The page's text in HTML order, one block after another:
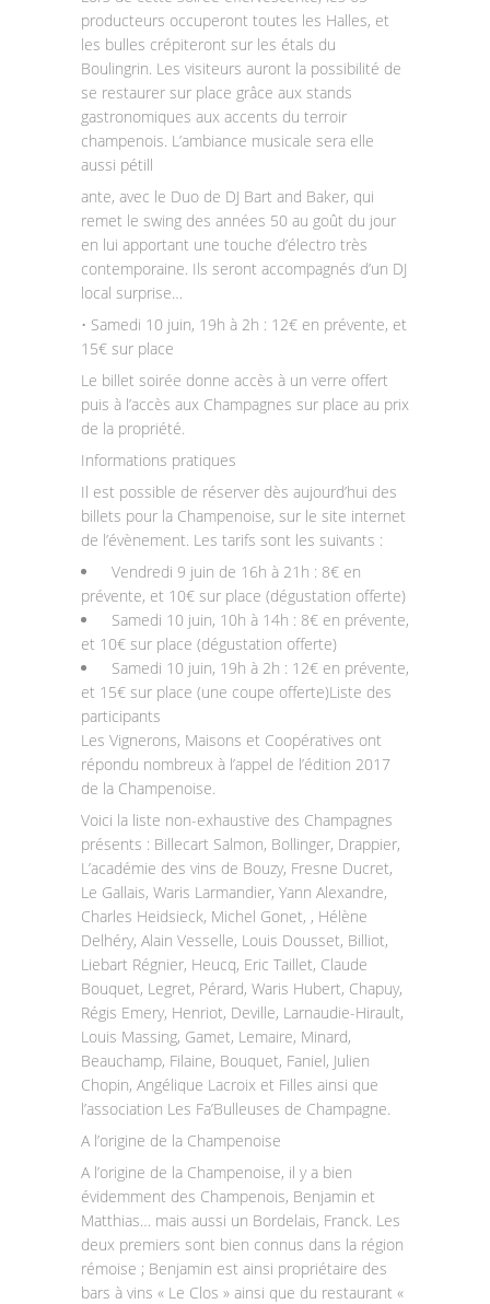
producteurs occuperont toutes les Halles, et
les bulles crépiteront sur les étals du
Boulingrin. Les visiteurs auront la possibilité de
se restaurer sur place grâce aux stands
gastronomiques aux accents du terroir
champenois. L’ambiance musicale sera elle
aussi pétill
ante, avec le Duo de DJ Bart and Baker, qui
remet le swing des années 50 au goût du jour
en lui apportant une touche d’électro très
contemporaine. Ils seront accompagnés d’un DJ
local surprise…
• Samedi 10 juin, 19h à 2h : 12€ en prévente, et
15€ sur place
Le billet soirée donne accès à un verre offert
puis à l’accès aux Champagnes sur place au prix
de la propriété.
Informations pratiques
Il est possible de réserver dès aujourd’hui des
billets pour la Champenoise, sur le site internet
de l’évènement. Les tarifs sont les suivants :
Vendredi 9 juin de 16h à 21h : 8€ en
prévente, et 10€ sur place (dégustation offerte)
Samedi 10 juin, 10h à 14h : 8€ en prévente,
et 10€ sur place (dégustation offerte)
Samedi 10 juin, 19h à 2h : 12€ en prévente,
et 15€ sur place (une coupe offerte)Liste des
participants
Les Vignerons, Maisons et Coopératives ont
répondu nombreux à l’appel de l’édition 2017
de la Champenoise.
Voici la liste non-exhaustive des Champagnes
présents : Billecart Salmon, Bollinger, Drappier,
L’académie des vins de Bouzy, Fresne Ducret,
Le Gallais, Waris Larmandier, Yann Alexandre,
Charles Heidsieck, Michel Gonet, , Hélène
Delhéry, Alain Vesselle, Louis Dousset, Billiot,
Liebart Régnier, Heucq, Eric Taillet, Claude
Bouquet, Legret, Pérard, Waris Hubert, Chapuy,
Régis Emery, Henriot, Deville, Larnaudie-Hirault,
Louis Massing, Gamet, Lemaire, Minard,
Beauchamp, Filaine, Bouquet, Faniel, Julien
Chopin, Angélique Lacroix et Filles ainsi que
l’association Les Fa’Bulleuses de Champagne.
A l’origine de la Champenoise
A l’origine de la Champenoise, il y a bien
évidemment des Champenois, Benjamin et
Matthias… mais aussi un Bordelais, Franck. Les
deux premiers sont bien connus dans la région
rémoise ; Benjamin est ainsi propriétaire des
bars à vins « Le Clos » ainsi que du restaurant «